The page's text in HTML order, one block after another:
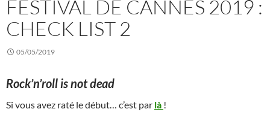
FESTIVAL DE CANNES 2019 :
CHECK LIST 2
05/05/2019
Rock’n’roll is not dead
Si vous avez raté le début… c’est par là !